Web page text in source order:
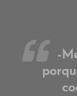
-